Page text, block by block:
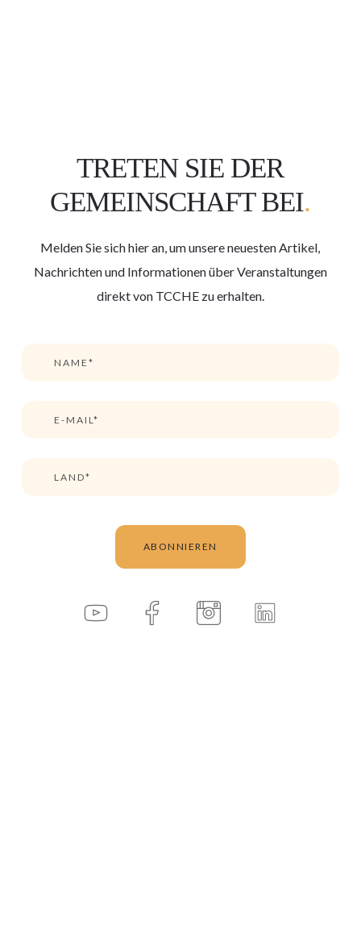
TRETEN SIE DER
GEMEINSCHAFT BEI.
Melden Sie sich hier an, um unsere neuesten Artikel,
Nachrichten und Informationen über Veranstaltungen
direkt von TCCHE zu erhalten.